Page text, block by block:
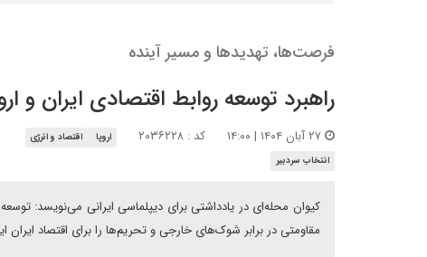
فرصت‌ها، تهدیدها و مسیر آینده
راهبرد توسعه روابط اقتصادی ایران و
کد : ۲۰۳۶۲۲۸ اروپا
اقتصاد و انرژی
انتخاب سردبیر
کیوان محله‌ای در یادداشتی برای دیپلماسی ایرانی می‌نویسد:
مقاومتی در برابر شوک‌های خارجی و تحریم‌ها را برای اقتصاد ایران